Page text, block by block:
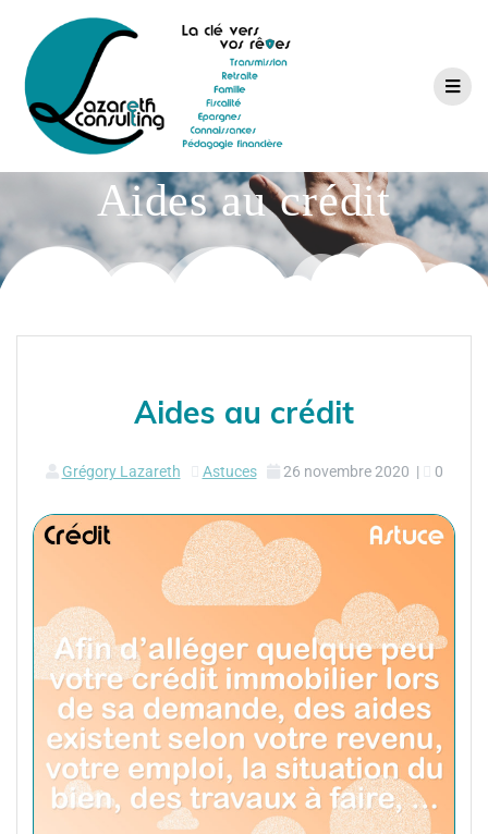
Aides au crédit
Aides au crédit
Grégory Lazareth Astuces 26 novembre 2020 | 0